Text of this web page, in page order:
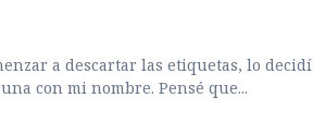
a descartar las etiquetas, lo decidí
con mi nombre. Pensé que...